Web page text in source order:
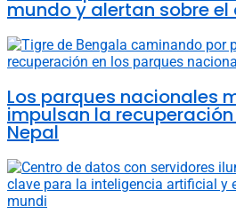
mundo y alertan sobre
Los parques nacionales
impulsan la
Nepal